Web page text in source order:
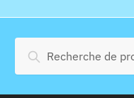
pour :
Recherche